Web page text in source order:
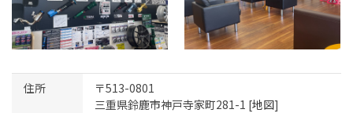
住所
〒513-0801
三重県鈴鹿市神戸寺家町281-1 [地図]